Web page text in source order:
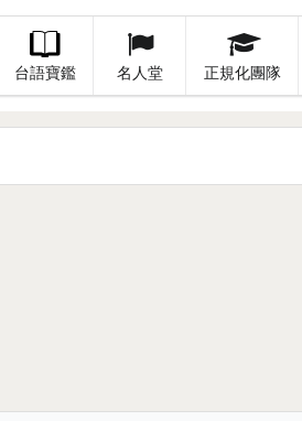
台語寶鑑 名人堂 正規化團隊